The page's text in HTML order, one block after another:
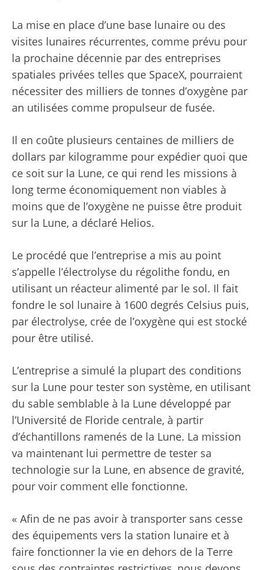
La mise en place d’une base lunaire ou des
visites lunaires récurrentes, comme prévu pour
la prochaine décennie par des entreprises
spatiales privées telles que SpaceX, pourraient
nécessiter des milliers de tonnes d’oxygène par
an utilisées comme propulseur de fusée.
Il en coûte plusieurs centaines de milliers de
dollars par kilogramme pour expédier quoi que
ce soit sur la Lune, ce qui rend les missions à
long terme économiquement non viables à
moins que de l’oxygène ne puisse être produit
sur la Lune, a déclaré Helios.
Le procédé que l’entreprise a mis au point
s’appelle l’électrolyse du régolithe fondu, en
utilisant un réacteur alimenté par le sol. Il fait
fondre le sol lunaire à 1600 degrés Celsius puis,
par électrolyse, crée de l’oxygène qui est stocké
pour être utilisé.
L’entreprise a simulé la plupart des conditions
sur la Lune pour tester son système, en utilisant
du sable semblable à la Lune développé par
l’Université de Floride centrale, à partir
d’échantillons ramenés de la Lune. La mission
va maintenant lui permettre de tester sa
technologie sur la Lune, en absence de gravité,
pour voir comment elle fonctionne.
« Afin de ne pas avoir à transporter sans cesse
des équipements vers la station lunaire et à
faire fonctionner la vie en dehors de la Terre